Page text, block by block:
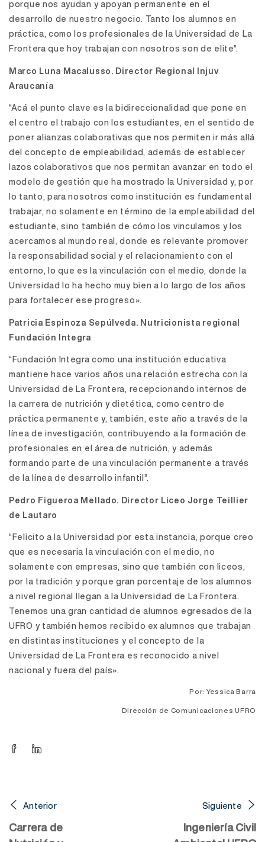
porque nos ayudan y apoyan permanente en el
desarrollo de nuestro negocio. Tanto los alumnos en
práctica, como los profesionales de la Universidad de La
Frontera que hoy trabajan con nosotros son de elite”.
Marco Luna Macalusso. Director Regional Injuv
Araucanía
“Acá el punto clave es la bidireccionalidad que pone en
el centro el trabajo con los estudiantes, en el sentido de
poner alianzas colaborativas que nos permiten ir más allá
del concepto de empleabilidad, además de establecer
lazos colaborativos que nos permitan avanzar en todo el
modelo de gestión que ha mostrado la Universidad y, por
lo tanto, para nosotros como institución es fundamental
trabajar, no solamente en término de la empleabilidad del
estudiante, sino también de cómo los vinculamos y los
acercamos al mundo real, donde es relevante promover
la responsabilidad social y el relacionamiento con el
entorno, lo que es la vinculación con el medio, donde la
Universidad lo ha hecho muy bien a lo largo de los años
para fortalecer ese progreso».
Patricia Espinoza Sepúlveda. Nutricionista regional
Fundación Integra
“Fundación Integra como una institución educativa
mantiene hace varios años una relación estrecha con la
Universidad de La Frontera, recepcionando internos de
la carrera de nutrición y dietética, como centro de
práctica permanente y, también, este año a través de la
línea de investigación, contribuyendo a la formación de
profesionales en el área de nutrición, y además
formando parte de una vinculación permanente a través
de la línea de desarrollo infantil”.
Pedro Figueroa Mellado. Director Liceo Jorge Teillier
de Lautaro
“Felicito a la Universidad por esta instancia, porque creo
que es necesaria la vinculación con el medio, no
solamente con empresas, sino que también con liceos,
por la tradición y porque gran porcentaje de los alumnos
a nivel regional llegan a la Universidad de La Frontera.
Tenemos una gran cantidad de alumnos egresados de la
UFRO y también hemos recibido ex alumnos que trabajan
en distintas instituciones y el concepto de la
Universidad de La Frontera es reconocido a nivel
nacional y fuera del país».
Por: Yessica Barra
Dirección de Comunicaciones UFRO
Anterior
Carrera de
Siguiente
Ingeniería Civil